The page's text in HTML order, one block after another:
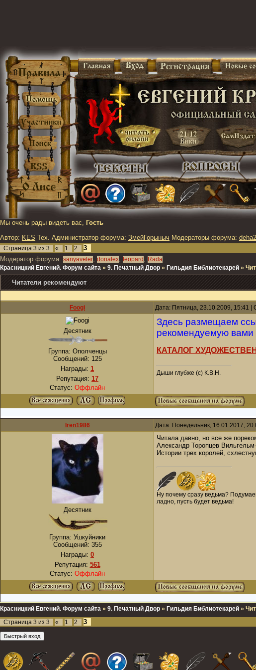
Мы очень рады видеть вас, Гость
Автор: KES Тех. Администратор форума: ЗмейГорыныч Модераторы форума:
Страница 3 из 3 « 1 2
3
Модератор форума: sanyaveter, donalex, leopard , Rada
Красницкий Евгений. Форум сайта » 9. Печатный Двор » Гильдия Библиотекарей »
Читатели рекомендуют
Foogi Дата: Пятница, 23.10.2009, 15:41 |
Десятник
Группа: Ополченцы
Сообщений: 125
Награды: 1
Репутация: 17
Статус: Оффлайн
Здесь размещаем
рекомендуемую вами
КАТАЛОГ
Дыши глубже (с) К.В.Н.
Iren1986 Дата: Понедельник, 16.01.2017,
Десятник
Группа: Ушкуйники
Сообщений: 355
Награды: 0
Репутация: 561
Статус: Оффлайн
Читала давно, но все же
Александр Торопцев
Истории трех королей,
Ну почему сразу ведьма?
ладно, пусть будет ведьма!
Красницкий Евгений. Форум сайта » 9. Печатный Двор » Гильдия Библиотекарей »
Страница 3 из 3 « 1 2 3